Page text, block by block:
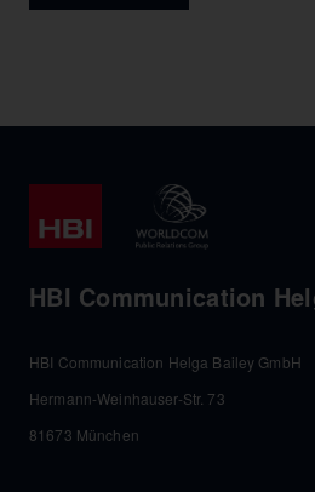
HBI Communication
HBI Communication Helga Bailey GmbH
Hermann-Weinhauser-Str. 73
81673 München